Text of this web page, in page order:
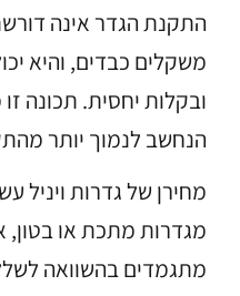
התקנת הגדר אינה
משקלים כבדים, והיא
ובקלות יחסית. תכונה
הנחשב לנמוך יותר
מחירן של גדרות ויניל
מגדרות מתכת או בטון,
מתגמדים בהשוואה